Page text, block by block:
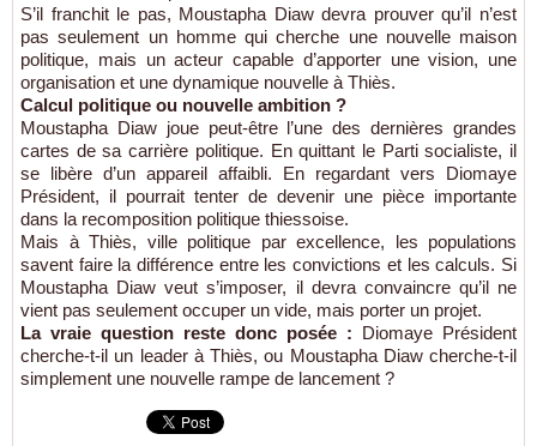
S’il franchit le pas, Moustapha Diaw devra prouver qu’il n’est
pas seulement un homme qui cherche une nouvelle maison
politique, mais un acteur capable d’apporter une vision, une
organisation et une dynamique nouvelle à Thiès.
Calcul politique ou nouvelle ambition ?
Moustapha Diaw joue peut-être l’une des dernières grandes
cartes de sa carrière politique. En quittant le Parti socialiste, il
se libère d’un appareil affaibli. En regardant vers Diomaye
Président, il pourrait tenter de devenir une pièce importante
dans la recomposition politique thiessoise.
Mais à Thiès, ville politique par excellence, les populations
savent faire la différence entre les convictions et les calculs. Si
Moustapha Diaw veut s’imposer, il devra convaincre qu’il ne
vient pas seulement occuper un vide, mais porter un projet.
La vraie question reste donc posée : Diomaye Président
cherche-t-il un leader à Thiès, ou Moustapha Diaw cherche-t-il
simplement une nouvelle rampe de lancement ?